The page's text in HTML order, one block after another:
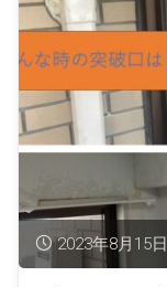
2023年8月15日